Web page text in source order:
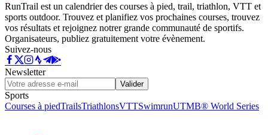
RunTrail est un calendrier des courses à pied, trail, triathlon, VTT et
sports outdoor. Trouvez et planifiez vos prochaines courses, trouvez
vos résultats et rejoignez notrer grande communauté de sportifs.
Organisateurs, publiez gratuitement votre évènement.
Suivez-nous
Newsletter
Valider
Sports
Courses à piedTrailsTriathlonsVTTSwimrunUTMB® World Series